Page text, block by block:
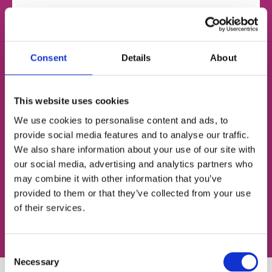
Consent Details About
This website uses cookies
We use cookies to personalise content and ads, to
provide social media features and to analyse our traffic.
We also share information about your use of our site with
our social media, advertising and analytics partners who
may combine it with other information that you’ve
provided to them or that they’ve collected from your use
of their services.
Selection
Necessary
Згоден із політикою конфіденційності
Записатися на урок